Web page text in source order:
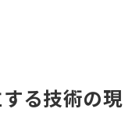
る技術の現